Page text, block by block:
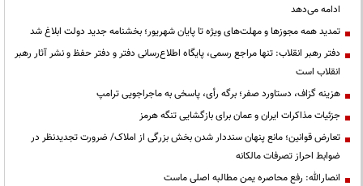
ادامه می‌دهد
تمدید همه مجوزها و مهلت‌های ویژه تا پایان شهریور؛ بخشنامه جدید دولت ابلاغ شد
دفتر رهبر انقلاب: تنها مراجع رسمی، پایگاه اطلاع‌رسانی دفتر و دفتر حفظ و نشر آثار رهبر
انقلاب است
هزینه گزاف، دستاورد صفر؛ برگه رأی، پاسخی به ماجراجویی ترامپ
جزئیات مذاکرات ایران و عمان برای بازگشایی تنگه هرمز
تعارض قوانین؛ مانع پنهان سنددار شدن بخش بزرگی از املاک/ ضرورت تجدیدنظر در
ضوابط احراز تصرفات مالکانه
انصارالله: رفع محاصره یمن مطالبه اصلی ماست